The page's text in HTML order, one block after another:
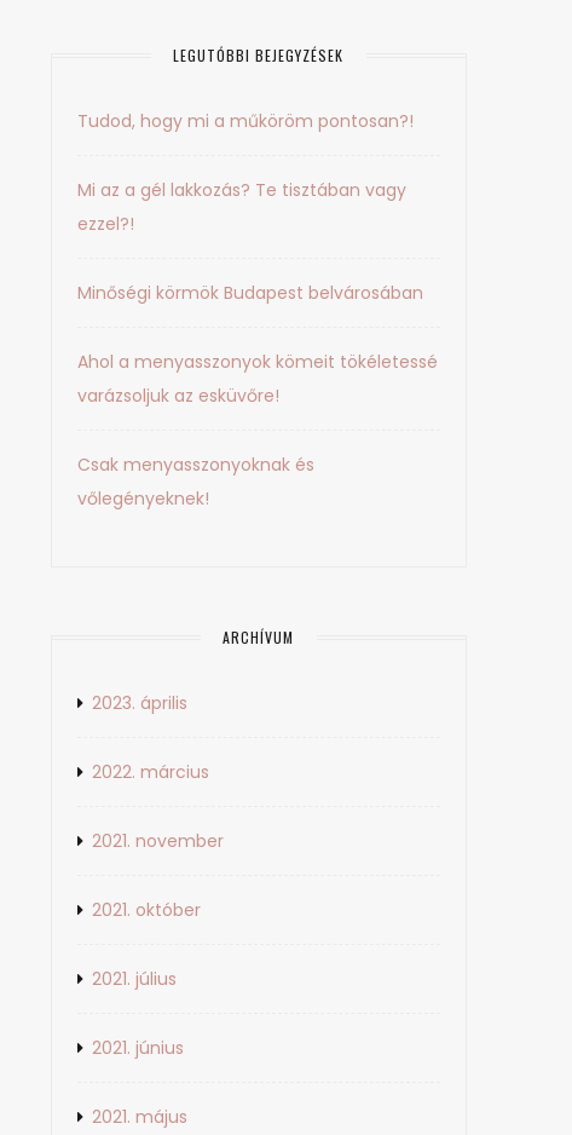
LEGUTÓBBI BEJEGYZÉSEK
Tudod, hogy mi a műköröm pontosan?!
Mi az a gél lakkozás? Te tisztában vagy
ezzel?!
Minőségi körmök Budapest belvárosában
Ahol a menyasszonyok kömeit tökéletessé
varázsoljuk az esküvőre!
Csak menyasszonyoknak és
vőlegényeknek!
ARCHÍVUM
2023. április
2022. március
2021. november
2021. október
2021. július
2021. június
2021. május